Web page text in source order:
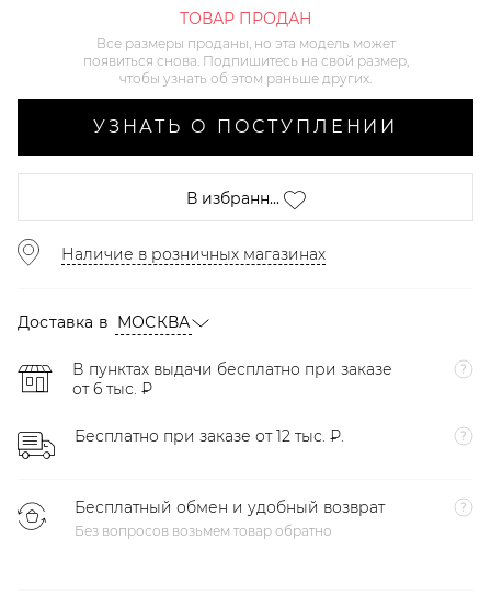
ТОВАР ПРОДАН
Все размеры проданы, но эта модель может
появиться снова. Подпишитесь на свой размер,
чтобы узнать об этом раньше других.
УЗНАТЬ О ПОСТУПЛЕНИИ
В избранн...
Наличие в розничных магазинах
Доставка в МОСКВА
В пунктах выдачи бесплатно при заказе
от 6 тыс. ₽
Бесплатно при заказе от 12 тыс. ₽.
Бесплатный обмен и удобный возврат
Без вопросов возьмем товар обратно